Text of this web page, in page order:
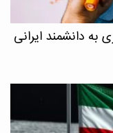
به دانشمند ایرانی